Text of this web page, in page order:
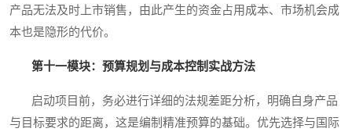
产品无法及时上市销售，由此产生的资金占用成本、市场机会成
本也是隐形的代价。
第十一模块：预算规划与成本控制实战方法
启动项目前，务必进行详细的法规差距分析，明确自身产品
与目标要求的距离，这是编制精准预算的基础。优先选择与国际